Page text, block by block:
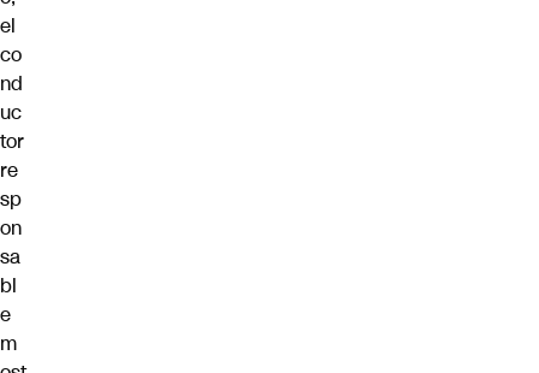
el
co
nd
uc
tor
re
sp
on
sa
bl
e
m